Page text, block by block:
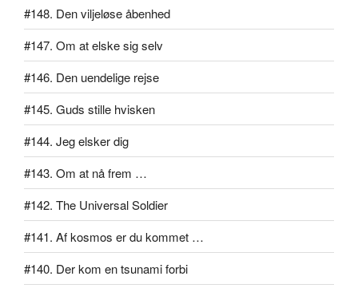
#148. Den viljeløse åbenhed
#147. Om at elske sig selv
#146. Den uendelige rejse
#145. Guds stille hvisken
#144. Jeg elsker dig
#143. Om at nå frem …
#142. The Universal Soldier
#141. Af kosmos er du kommet …
#140. Der kom en tsunami forbi